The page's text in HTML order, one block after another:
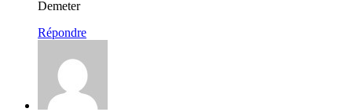
Demeter
Répondre